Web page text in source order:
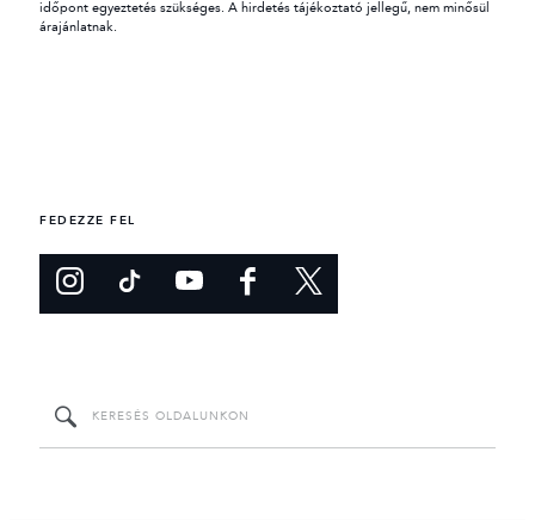
időpont egyeztetés szükséges. A hirdetés tájékoztató jellegű, nem minősül
árajánlatnak.
FEDEZZE FEL